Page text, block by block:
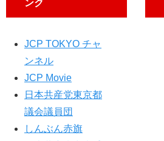
ンク
JCP TOKYO チャ
ンネル
JCP Movie
日本共産党東京都
議会議員団
しんぶん赤旗